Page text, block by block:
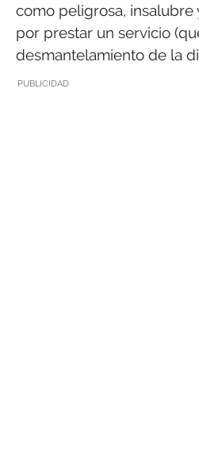
como peligrosa,
por prestar un servicio
desmantelamiento de la
PUBLICIDAD